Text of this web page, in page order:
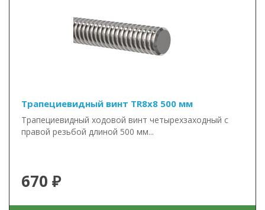
Трапециевидный винт TR8x8 500 мм
Трапециевидный ходовой винт четырехзаходный с
правой резьбой длиной 500 мм...
670 ₽